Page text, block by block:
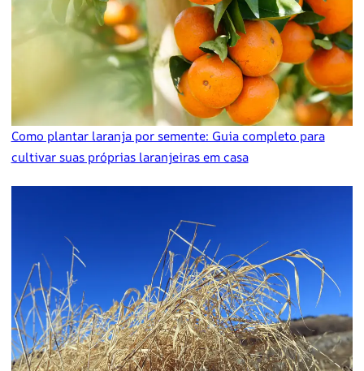
Como plantar laranja por semente: Guia completo para
cultivar suas próprias laranjeiras em casa